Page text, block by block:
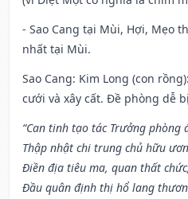
- Sao Cang tại Mùi, Hợi, Mẹo
nhất tại Mùi.
Sao Cang: Kim Long (con
cưới và xây cất. Đề phòng dễ
“Can tinh tạo tác Trưởng phòng
Thập nhật chi trung chủ hữu
Điền địa tiêu ma, quan thất chức,
Đầu quân định thị hổ lang